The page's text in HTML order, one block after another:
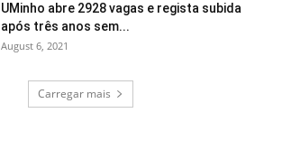
UMinho abre 2928 vagas e regista subida
após três anos sem...
August 6, 2021
Carregar mais